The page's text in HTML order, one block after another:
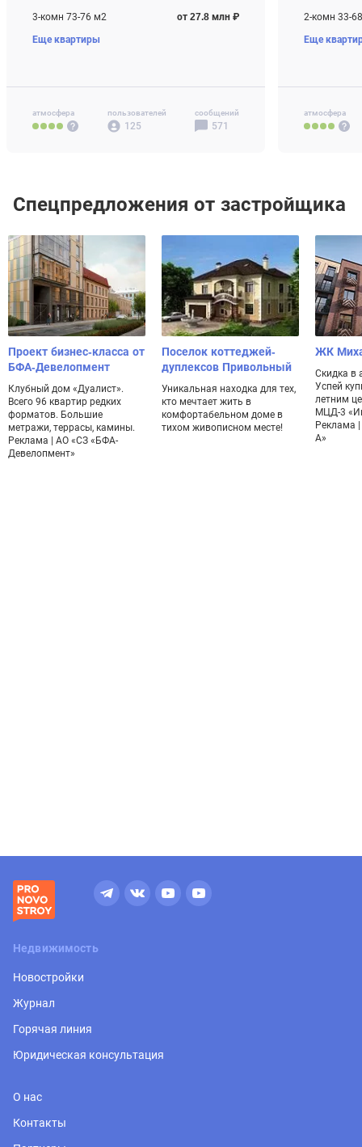
3-комн 73-76 м2 от 27.8 млн ₽
4-комн+ 97 м2
Еще квартиры
атмосфера пользователей
125
сообщений
571
2-комн 33-
3-комн 58-
Своб. план.
Еще
атмосфера
Спецпредложения от застройщика
Проект бизнес-класса от
БФА-Девелопмент
Клубный дом «Дуалист».
Всего 96 квартир редких
форматов. Большие
метражи, террасы, камины.
Реклама | АО «СЗ «БФА-
Девелопмент»
Поселок коттеджей-
дуплексов Привольный
Уникальная находка для тех,
кто мечтает жить в
комфортабельном доме в
тихом живописном месте!
ЖК
Скидка в
Успей
летним
МЦД-3
Реклама
А»
Недвижимость
Новостройки
Журнал
Горячая линия
Юридическая консультация
О нас
Контакты